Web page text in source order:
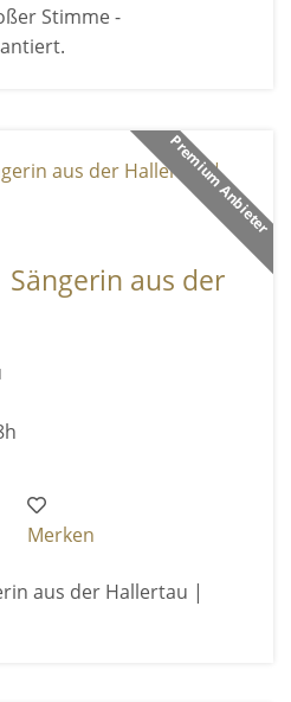
Stimme -
Premium Anbieter
aus der
Merken
aus der Hallertau |